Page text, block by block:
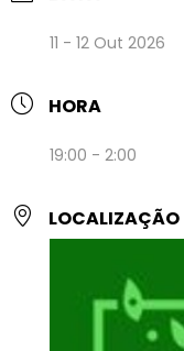
11 - 12 Out 2026
HORA
19:00 - 2:00
LOCALIZAÇÃO